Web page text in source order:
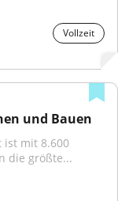
Vollzeit
und Bauen
ist mit 8.600
die größte...